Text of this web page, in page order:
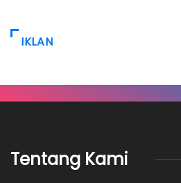
IKLAN
Tentang Kami